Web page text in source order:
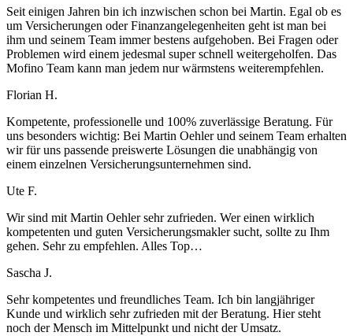
Seit einigen Jahren bin ich inzwischen schon bei Martin. Egal ob es
um Versicherungen oder Finanzangelegenheiten geht ist man bei
ihm und seinem Team immer bestens aufgehoben. Bei Fragen oder
Problemen wird einem jedesmal super schnell weitergeholfen. Das
Mofino Team kann man jedem nur wärmstens weiterempfehlen.
Florian H.
Kompetente, professionelle und 100% zuverlässige Beratung. Für
uns besonders wichtig: Bei Martin Oehler und seinem Team erhalten
wir für uns passende preiswerte Lösungen die unabhängig von
einem einzelnen Versicherungsunternehmen sind.
Ute F.
Wir sind mit Martin Oehler sehr zufrieden. Wer einen wirklich
kompetenten und guten Versicherungsmakler sucht, sollte zu Ihm
gehen. Sehr zu empfehlen. Alles Top…
Sascha J.
Sehr kompetentes und freundliches Team. Ich bin langjähriger
Kunde und wirklich sehr zufrieden mit der Beratung. Hier steht
noch der Mensch im Mittelpunkt und nicht der Umsatz.